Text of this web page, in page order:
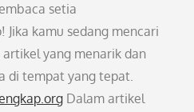
setia
Jika kamu sedang mencari
yang menarik dan
di tempat yang tepat.
Dalam artikel